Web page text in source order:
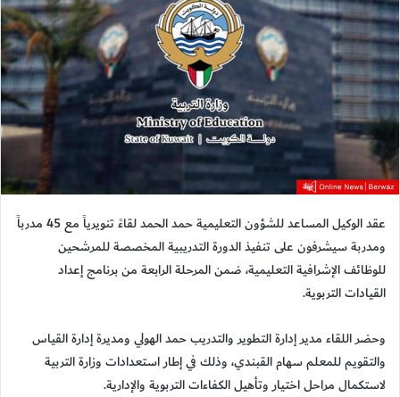
عقد الوكيل المساعد للشؤون التعليمية حمد الحمد لقاءً تنويرياً مع 45 مدرباً
ومدربة سيشرفون على تنفيذ الدورة التدريبية المخصصة للمرشحين
للوظائف الإشرافية التعليمية، ضمن المرحلة الرابعة من برنامج إعداد
القيادات التربوية.
وحضر اللقاء مدير إدارة التطوير والتدريب حمد الهولي ومديرة إدارة القياس
والتقويم للمعلم سهام القبندي، وذلك في إطار استعدادات وزارة التربية
لاستكمال مراحل اختيار وتأهيل الكفاءات التربوية والإدارية.